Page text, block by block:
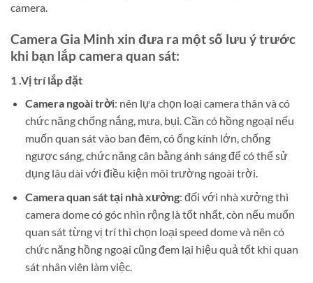
camera.
Camera Gia Minh xin đưa ra một số lưu ý trước
khi bạn lắp camera quan sát:
1 .Vị trí lắp đặt
Camera ngoài trời: nên lựa chọn loại camera thân và có
chức năng chống nắng, mưa, bụi. Cần có hồng ngoại nếu
muốn quan sát vào ban đêm, có ống kính lớn, chống
ngược sáng, chức năng cân bằng ánh sáng để có thể sử
dụng lâu dài với điều kiện môi trường ngoài trời.
Camera quan sát tại nhà xưởng: đối với nhà xưởng thì
camera dome có góc nhìn rộng là tốt nhất, còn nếu muốn
quan sát từng vị trí thì chọn loại speed dome và nên có
chức năng hồng ngoại cũng đem lại hiệu quả tốt khi quan
sát nhân viên làm việc.